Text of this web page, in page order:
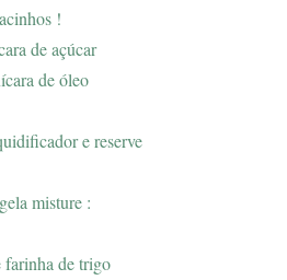
!
de açúcar
de óleo
e reserve
misture :
farinha de trigo